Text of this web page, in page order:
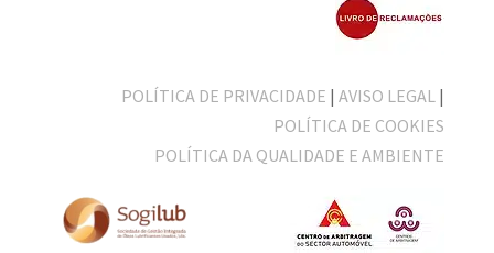
POLÍTICA DE PRIVACIDADE |AVISO LEGAL |
POLÍTICA DE COOKIES
POLÍTICA DA QUALIDADE E AMBIENTE